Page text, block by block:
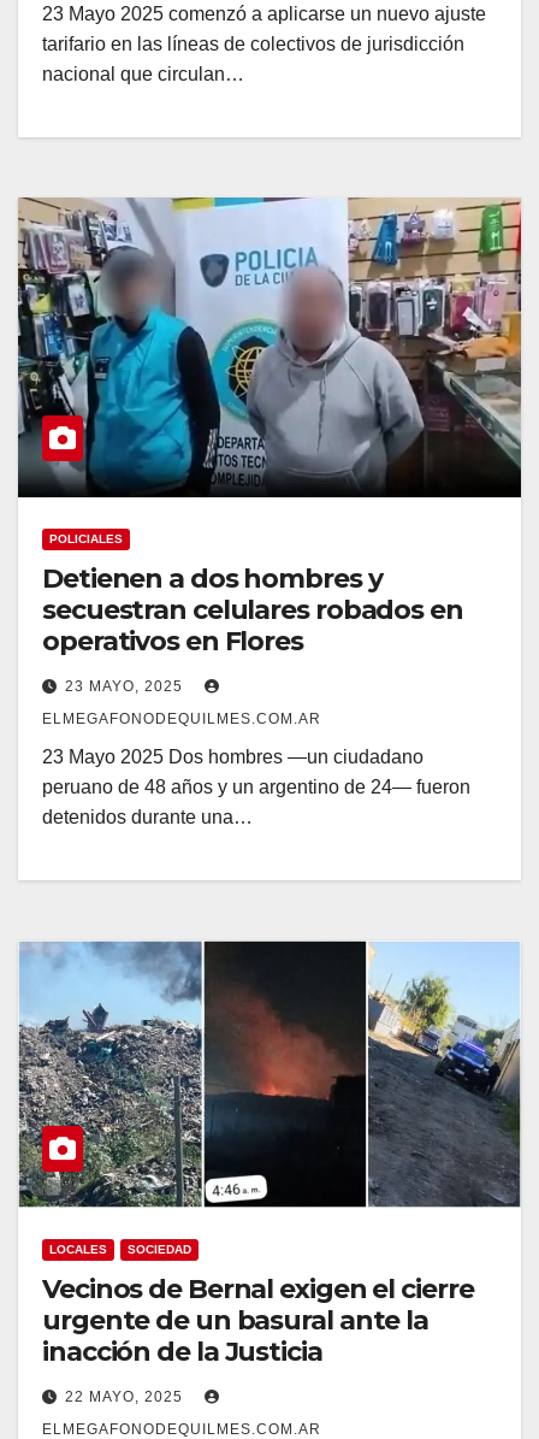
23 Mayo 2025 comenzó a aplicarse un nuevo ajuste
tarifario en las líneas de colectivos de jurisdicción
nacional que circulan…
POLICIALES
Detienen a dos hombres y
secuestran celulares robados en
operativos en Flores
23 MAYO, 2025
ELMEGAFONODEQUILMES.COM.AR
23 Mayo 2025 Dos hombres —un ciudadano
peruano de 48 años y un argentino de 24— fueron
detenidos durante una…
LOCALES SOCIEDAD
Vecinos de Bernal exigen el cierre
urgente de un basural ante la
inacción de la Justicia
22 MAYO, 2025
ELMEGAFONODEQUILMES.COM.AR